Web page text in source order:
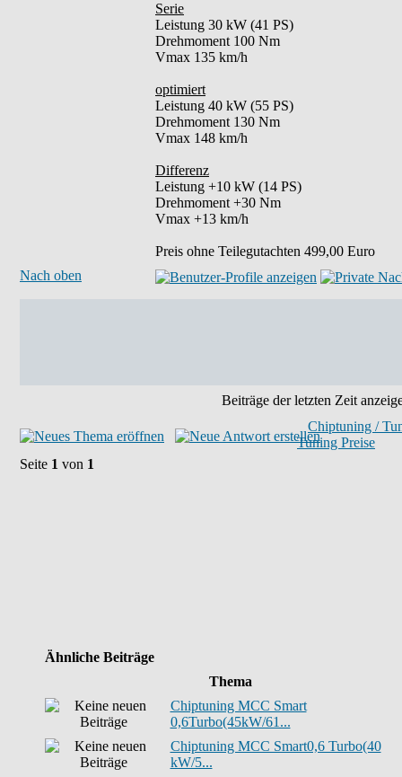
Serie
Leistung 30 kW (41 PS)
Drehmoment 100 Nm
Vmax 135 km/h
optimiert
Leistung 40 kW (55 PS)
Drehmoment 130 Nm
Vmax 148 km/h
Differenz
Leistung +10 kW (14 PS)
Drehmoment +30 Nm
Vmax +13 km/h
Preis ohne Teilegutachten 499,00 Euro
Nach oben
Beiträge der letzten Zeit
Chiptuning /
Tuning Preise
Seite 1 von 1
Ähnliche Beiträge
Thema
Chiptuning MCC Smart
0,6Turbo(45kW/61...
Chiptuning MCC Smart0,6 Turbo(40
kW/5...